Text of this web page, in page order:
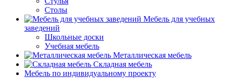
Столы
Мебель для учебных
заведений
Школьные доски
Учебная мебель
Металлическая мебель
Складная мебель
Мебель по индивидуальному проекту